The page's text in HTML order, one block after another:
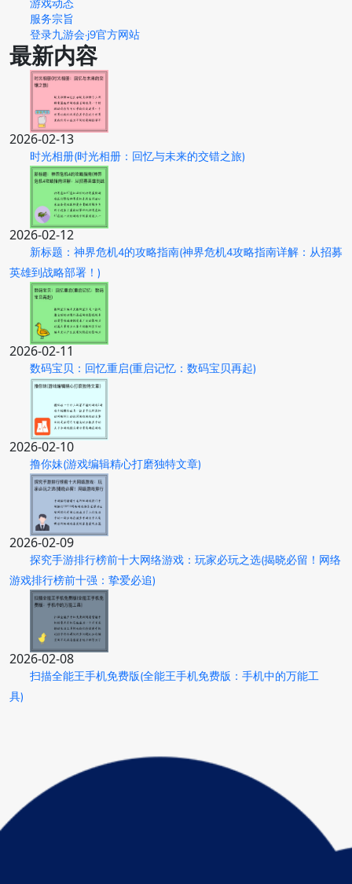
游戏动态
服务宗旨
登录九游会·j9官方网站
最新内容
2026-02-13
时光相册(时光相册：回忆与未来的交错之旅)
2026-02-12
新标题：神界危机4的攻略指南(神界危机4攻略指南详解：从招募
英雄到战略部署！)
2026-02-11
数码宝贝：回忆重启(重启记忆：数码宝贝再起)
2026-02-10
撸你妹(游戏编辑精心打磨独特文章)
2026-02-09
探究手游排行榜前十大网络游戏：玩家必玩之选(揭晓必留！网络
游戏排行榜前十强：挚爱必追)
2026-02-08
扫描全能王手机免费版(全能王手机免费版：手机中的万能工
具)